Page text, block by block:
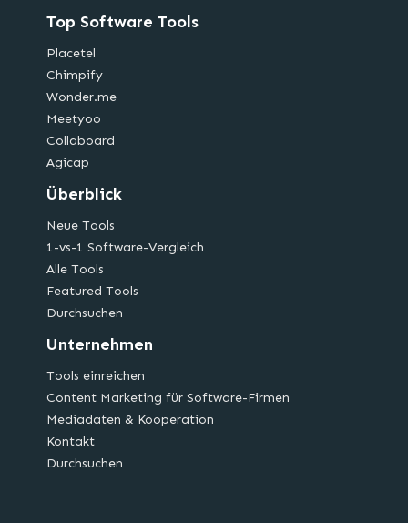
Top Software Tools
Placetel
Chimpify
Wonder.me
Meetyoo
Collaboard
Agicap
Überblick
Neue Tools
1-vs-1 Software-Vergleich
Alle Tools
Featured Tools
Durchsuchen
Unternehmen
Tools einreichen
Content Marketing für Software-Firmen
Mediadaten & Kooperation
Kontakt
Durchsuchen